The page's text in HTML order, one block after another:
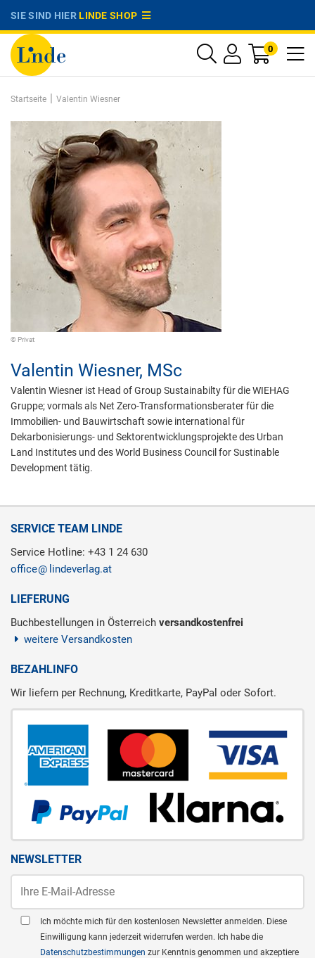
SIE SIND HIERLINDE SHOP
0
Startseite | Valentin Wiesner
© Privat
Valentin Wiesner, MSc
Valentin Wiesner ist Head of Group Sustainabilty für die WIEHAG
Gruppe; vormals als Net Zero-Transformationsberater für die
Immobilien- und Bauwirtschaft sowie international für
Dekarbonisierungs- und Sektorentwicklungsprojekte des Urban
Land Institutes und des World Business Council for Sustinable
Development tätig.
SERVICE TEAM LINDE
Service Hotline: +43 1 24 630
office
lindeverlag.at
LIEFERUNG
Buchbestellungen in Österreich versandkostenfrei
weitere Versandkosten
BEZAHLINFO
Wir liefern per Rechnung, Kreditkarte, PayPal oder Sofort.
NEWSLETTER
Ich möchte mich für den kostenlosen Newsletter anmelden. Diese
Einwilligung kann jederzeit widerrufen werden. Ich habe die
Datenschutzbestimmungen zur Kenntnis genommen und akzeptiere